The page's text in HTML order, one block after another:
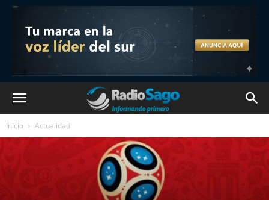
Inicio Actualidad